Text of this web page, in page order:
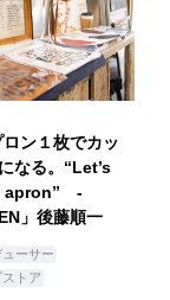
ン１枚でカッ
なる。“Let’s
apron” -
」後藤順一
ーサー
トア